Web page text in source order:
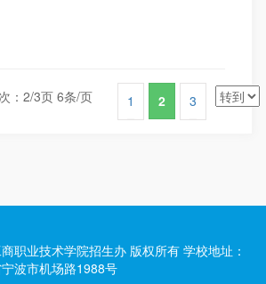
：2/3页 6条/页 1 2 3
职业技术学院招生办 版权所有 学校地址：
波市机场路1988号